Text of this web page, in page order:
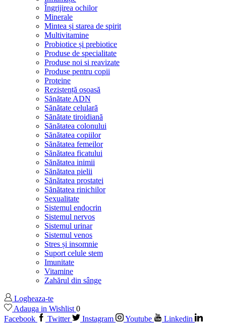
Îngrijirea ochilor
Minerale
Mintea și starea de spirit
Multivitamine
Probiotice și prebiotice
Produse de specialitate
Produse noi si reavizate
Produse pentru copii
Proteine
Rezistență osoasă
Sănătate ADN
Sănătate celulară
Sănătate tiroidiană
Sănătatea colonului
Sănătatea copiilor
Sănătatea femeilor
Sănătatea ficatului
Sănătatea inimii
Sănătatea pielii
Sănătatea prostatei
Sănătatea rinichilor
Sexualitate
Sistemul endocrin
Sistemul nervos
Sistemul urinar
Sistemul venos
Stres și insomnie
Suport celule stem
Imunitate
Vitamine
Zahărul din sânge
Logheaza-te
Adauga in Wishlist 0
Facebook
Twitter Instagram Youtube Linkedin